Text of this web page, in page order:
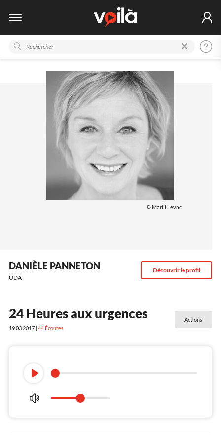
© Marili Levac
DANIÈLE PANNETON
UDA
Découvrir le profil
24 Heures aux urgences
19.03.2017 | 44Écoutes
Actions